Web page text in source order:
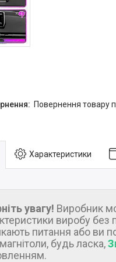
повернення товару
Характеристики
увагу! Виробник
виробу
питання або ви
будь ласка,